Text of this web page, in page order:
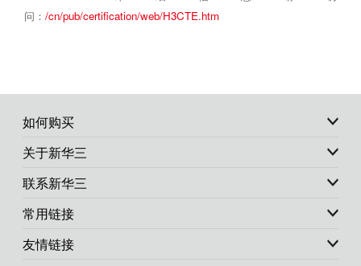
问： /cn/pub/certification/web/H3CTE.htm
如何购买
关于新华三
联系新华三
常用链接
友情链接